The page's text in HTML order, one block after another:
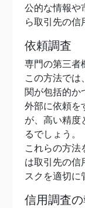
公的な情報や
ら取引先の信
依頼調査
専門の第三者
この方法では
関が包括的か
外部に依頼を
が、高い精度
るでしょう。
これらの方法
は取引先の信
スクを適切に
信用調査